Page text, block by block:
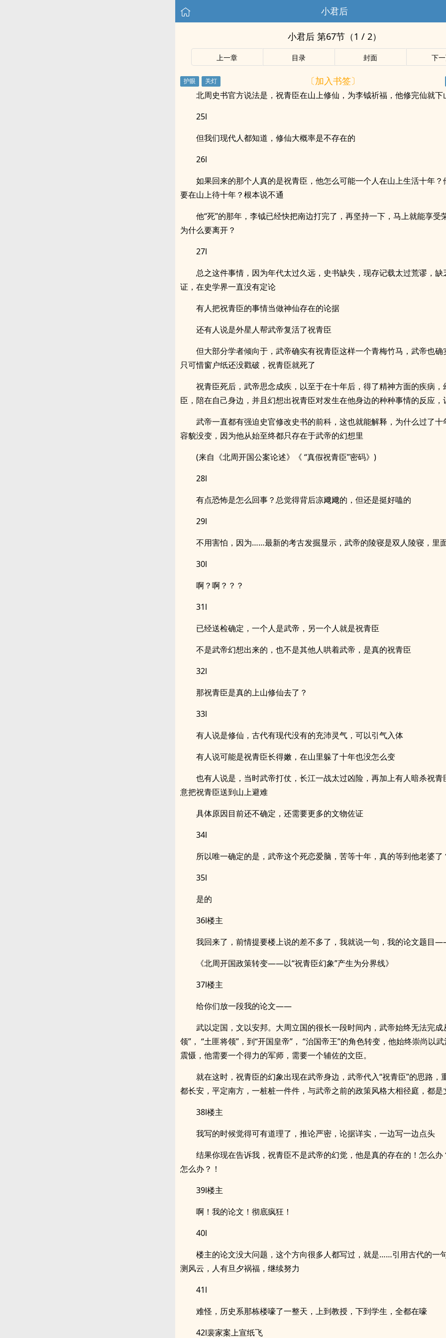
小君后
小君后 第67节（1 / 2）
上一章 目录 封面 下
〔加入书签〕
北周史书官方说法是，祝青臣在山上修仙，为李钺祈福，他修完仙就下
25l
但我们现代人都知道，修仙大概率是不存在的
26l
如果回来的那个人真的是祝青臣，他怎么可能一个人在山上生活十年？
要在山上待十年？根本说不通
他“死”的那年，李钺已经快把南边打完了，再坚持一下，马上就能享受
为什么要离开？
27l
总之这件事情，因为年代太过久远，史书缺失，现存记载太过荒谬，缺
证，在史学界一直没有定论
有人把祝青臣的事情当做神仙存在的论据
还有人说是外星人帮武帝复活了祝青臣
但大部分学者倾向于，武帝确实有祝青臣这样一个青梅竹马，武帝也确
只可惜窗户纸还没戳破，祝青臣就死了
祝青臣死后，武帝思念成疾，以至于在十年后，得了精神方面的疾病，
臣，陪在自己身边，并且幻想出祝青臣对发生在他身边的种种事情的反应，
武帝一直都有强迫史官修改史书的前科，这也就能解释，为什么过了十
容貌没变，因为他从始至终都只存在于武帝的幻想里
(来自《北周开国公案论述》《 “真假祝青臣”密码》)
28l
有点恐怖是怎么回事？总觉得背后凉飕飕的，但还是挺好嗑的
29l
不用害怕，因为……最新的考古发掘显示，武帝的陵寝是双人陵寝，里
30l
啊？啊？？？
31l
已经送检确定，一个人是武帝，另一个人就是祝青臣
不是武帝幻想出来的，也不是其他人哄着武帝，是真的祝青臣
32l
那祝青臣是真的上山修仙去了？
33l
有人说是修仙，古代有现代没有的充沛灵气，可以引气入体
有人说可能是祝青臣长得嫩，在山里躲了十年也没怎么变
也有人说是，当时武帝打仗，长江一战太过凶险，再加上有人暗杀祝青
意把祝青臣送到山上避难
具体原因目前还不确定，还需要更多的文物佐证
34l
所以唯一确定的是，武帝这个死恋爱脑，苦等十年，真的等到他老婆了
35l
是的
36l楼主
我回来了，前情提要楼上说的差不多了，我就说一句，我的论文题目
《北周开国政策转变——以“祝青臣幻象”产生为分界线》
37l楼主
给你们放一段我的论文——
武以定国，文以安邦。大周立国的很长一段时间内，武帝始终无法完成
领”， “土匪将领”，到“开国皇帝”， “治国帝王”的角色转变，他始终崇尚以
震慑，他需要一个得力的军师，需要一个辅佐的文臣。
就在这时，祝青臣的幻象出现在武帝身边，武帝代入“祝青臣”的思路，
都长安，平定南方，一桩桩一件件，与武帝之前的政策风格大相径庭，都是
38l楼主
我写的时候觉得可有道理了，推论严密，论据详实，一边写一边点头
结果你现在告诉我，祝青臣不是武帝的幻觉，他是真的存在的！怎么办
怎么办？！
39l楼主
啊！我的论文！彻底疯狂！
40l
楼主的论文没大问题，这个方向很多人都写过，就是……引用古代的一
测风云，人有旦夕祸福，继续努力
41l
难怪，历史系那栋楼嚎了一整天，上到教授，下到学生，全都在嚎
42l裴家案上宣纸飞